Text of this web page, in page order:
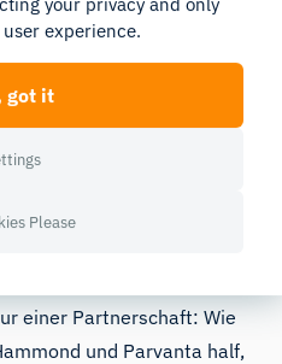
das
Eye-Tracking und Online-
weltweit verfügbar ist. Es
die aktuellen
umgehen und gleichzeitig
zu erschließen.
einer Partnerschaft: Wie
und Parvanta half,
experience.
got it
Please